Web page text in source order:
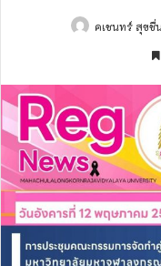
คเชนทร์ สุขชื่